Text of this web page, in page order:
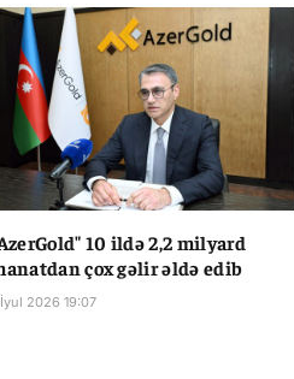
10 ildə 2,2 milyard
çox gəlir əldə edib
2026 19:07